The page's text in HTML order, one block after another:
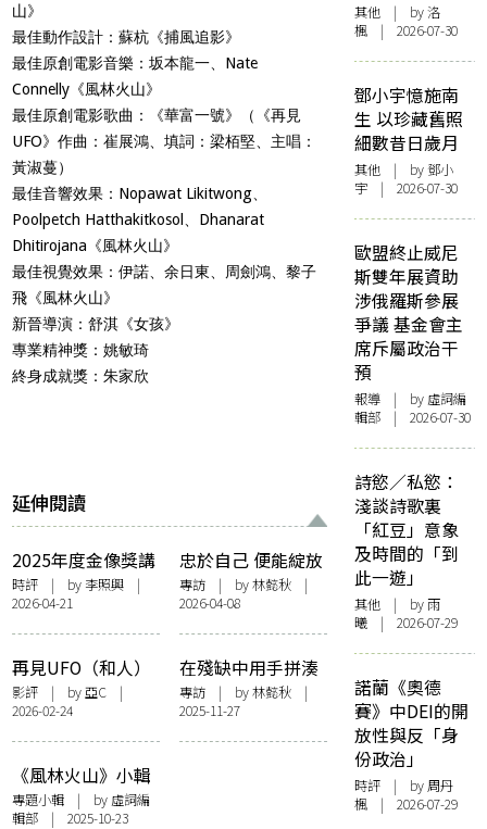
山》
最佳動作設計：蘇杭《捕風追影》
最佳原創電影音樂：坂本龍一、Nate
Connelly《風林火山》
最佳原創電影歌曲：《華富一號》（《再見
UFO》作曲：崔展鴻、填詞：梁栢堅、主唱：
黃淑蔓）
最佳音響效果：Nopawat Likitwong、
Poolpetch Hatthakitkosol、Dhanarat
Dhitirojana《風林火山》
最佳視覺效果：伊諾、余日東、周劍鴻、黎子
飛《風林火山》
新晉導演：舒淇《女孩》
專業精神獎：姚敏琦
終身成就獎：朱家欣
延伸閱讀
2025年度金像獎講
到2026香港電影
「火氣」
時評 | by 李照興 |
2026-04-21
忠於自己 便能綻放
生命的不平凡——
專訪《女孩不平
凡》導演徐欣羨、
演員鄧濤
專訪| by林懿秋|
2026-04-08
再見UFO（和人）
影評 | by 亞C |
2026-02-24
在殘缺中用手拼湊
出愛的溫柔——專
訪《像我這樣的愛
情》演員廖子妤、
專訪| by林懿秋|
2025-11-27
《風林火山》小輯
專題小輯 | by 虛詞編
輯部 | 2025-10-23
其他 | by洛
楓 | 2026-07-30
鄧小宇憶施南
生 以珍藏舊照
細數昔日歲月
其他 | by 鄧小
宇 | 2026-07-30
歐盟終止威尼
斯雙年展資助
涉俄羅斯參展
爭議 基金會主
席斥屬政治干
預
報導 | by 虛詞編
輯部 | 2026-07-30
詩慾／私慾：
淺談詩歌裏
「紅豆」意象
及時間的「到
此一遊」
其他 | by 雨
曦 | 2026-07-29
諾蘭《奧德
賽》中DEI的開
放性與反「身
份政治」
時評 | by周丹
楓 | 2026-07-29